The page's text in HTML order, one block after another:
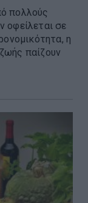
πολλούς
οφείλεται σε
η
παίζουν